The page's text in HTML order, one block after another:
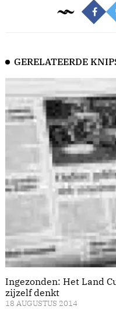
GERELATEERDE
Ingezonden: Het Land
zijzelf denkt
18 AUGUSTUS 2014